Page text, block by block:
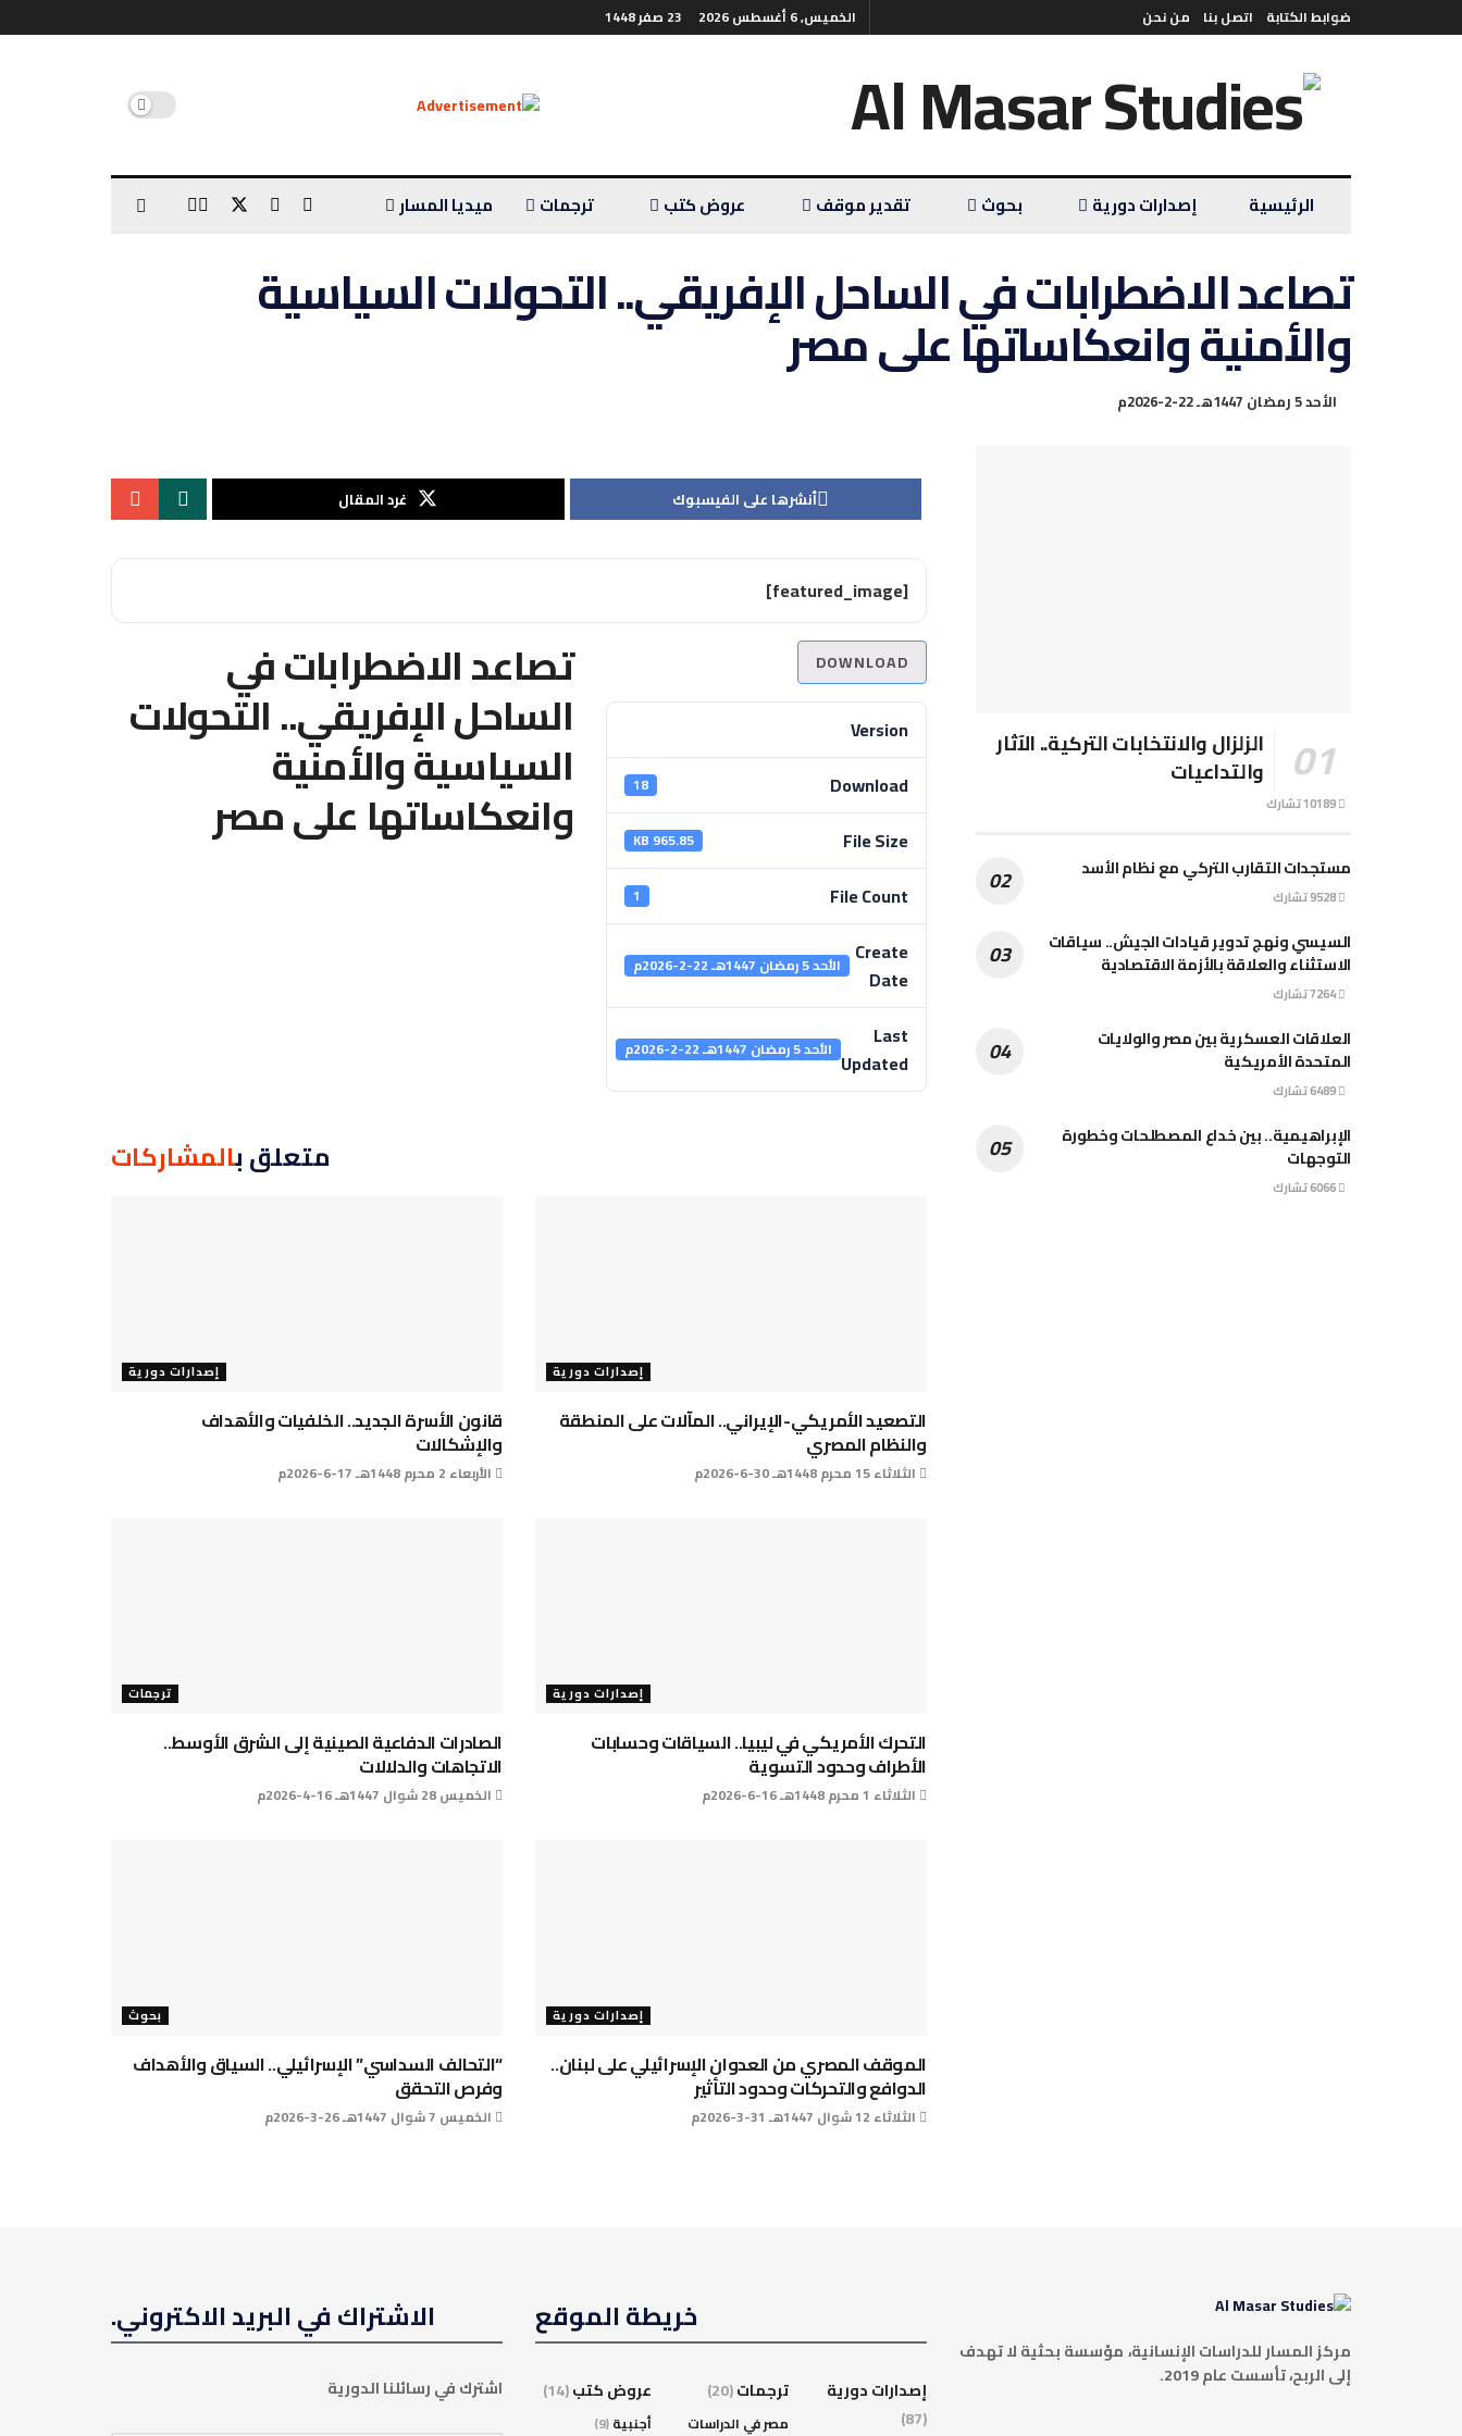
من نحن اتصل بنا ضوابط الكتابة الخميس, 6 أغسطس 2026 23 صفر 1448
الرئيسية إصدارات دورية بحوث تقدير موقف عروض كتب ترجمات ميديا المسار
تصاعد الاضطرابات في الساحل الإفريقي.. التحولات السياسية
والأمنية وانعكاساتها على مصر
الأحد 5 رمضان 1447هـ 22-2-2026م
أنشرها على الفيسبوك غرد المقال
[featured_image]
DOWNLOAD
Version
Download
18
File Size
965.85 KB
File Count
1
Create
Date
الأحد 5 رمضان 1447هـ 22-2-2026م
Last
Updated الأحد 5 رمضان 1447هـ 22-2-2026م
تصاعد الاضطرابات في
الساحل الإفريقي.. التحولات
السياسية والأمنية
وانعكاساتها على مصر
متعلق بالمشاركات
إصدارات دورية
التصعيد الأمريكي-الإيراني.. المآلات على المنطقة
والنظام المصري
الثلاثاء 15 محرم 1448هـ 30-6-2026م
إصدارات دورية
قانون الأسرة الجديد.. الخلفيات والأهداف
والإشكالات
الأربعاء 2 محرم 1448هـ 17-6-2026م
إصدارات دورية
التحرك الأمريكي في ليبيا.. السياقات وحسابات
الأطراف وحدود التسوية
الثلاثاء 1 محرم 1448هـ 16-6-2026م
ترجمات
الصادرات الدفاعية الصينية إلى الشرق الأوسط..
الاتجاهات والدلالات
الخميس 28 شوال 1447هـ 16-4-2026م
إصدارات دورية
الموقف المصري من العدوان الإسرائيلي على لبنان..
الدوافع والتحركات وحدود التأثير
الثلاثاء 12 شوال 1447هـ 31-3-2026م
بحوث
“التحالف السداسي” الإسرائيلي.. السياق والأهداف
وفرص التحقق
الخميس 7 شوال 1447هـ 26-3-2026م
الزلزال والانتخابات التركية.. الآثار
والتداعيات
مستجدات التقارب التركي مع نظام الأسد
السيسي ونهج تدوير قيادات الجيش.. سياقات
الاستثناء والعلاقة بالأزمة الاقتصادية
العلاقات العسكرية بين مصر والولايات
المتحدة الأمريكية
الإبراهيمية.. بين خداع المصطلحات وخطورة
التوجهات
الاشتراك في البريد الاكتروني.
اشترك في رسائلنا الدورية
خريطة الموقع
إصدارات دورية
(87)
ترجمات(20)
مصر في الدراسات
عروض كتب(14)
أجنبية(9)
مركز المسار للدراسات الإنسانية، مؤسسة بحثية لا تهدف
إلى الربح، تأسست عام 2019.